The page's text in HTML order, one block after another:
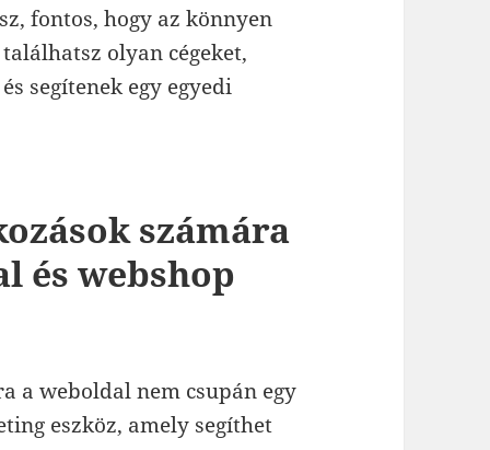
fontos, hogy az könnyen
olyan cégeket,
segítenek egy egyedi
számára
és webshop
a weboldal nem csupán egy
eszköz, amely segíthet